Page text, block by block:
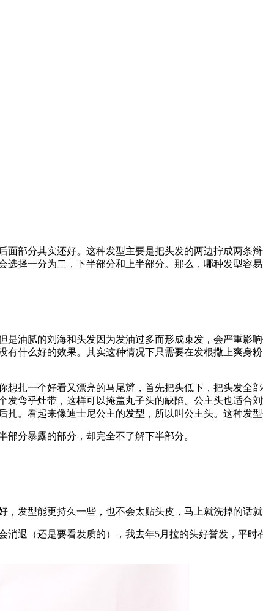
部分其实还好。这种发型主要是把头发的两边拧成两条
择一分为二，下半部分和上半部分。那么，哪种发型容易
油腻的刘海和头发因为发油过多而形成束发，会严重影
什么好的效果。其实这种情况下只需要在发根撒上爽身
扎一个好看又漂亮的马尾辫，首先把头低下，把头发全
弯乎灶带，这样可以掩盖丸子头的缺陷。公主头也适合
。看起来像迪士尼公主的发型，所以叫公主头。这种发型
分暴露的部分，却完全不了解下半部分。
发型能更持久一些，也不会太贴头皮，马上就洗掉的话就
退（还是要看发质的），我去年5月拉的头好誉发，平时